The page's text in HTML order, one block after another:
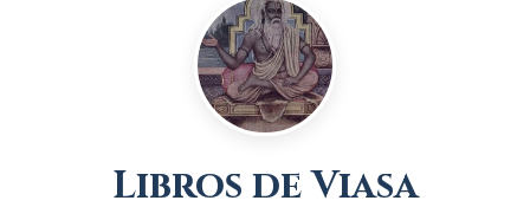
Libros de Viasa